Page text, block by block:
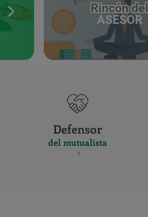
Rincón del
ASESOR
Defensor
del mutualista